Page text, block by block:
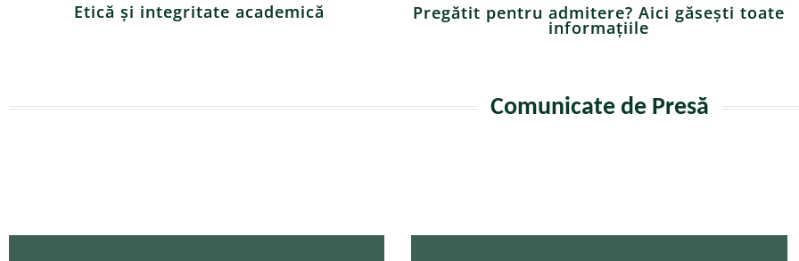
Etică și integritate academică Pregătit pentru admitere? Aici găsești toate
informațiile
Comunicate de Presă